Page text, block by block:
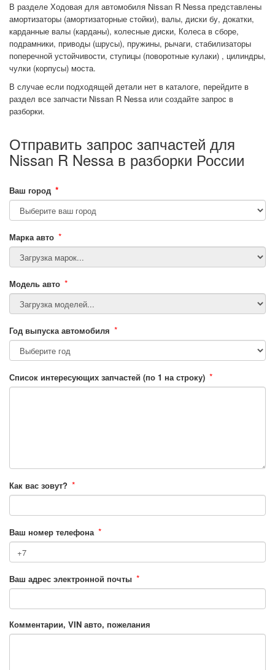
В разделе Ходовая для автомобиля Nissan R Nessa представлены
амортизаторы (амортизаторные стойки), валы, диски бу, докатки,
карданные валы (карданы), колесные диски, Колеса в сборе,
подрамники, приводы (шрусы), пружины, рычаги, стабилизаторы
поперечной устойчивости, ступицы (поворотные кулаки) , цилиндры,
чулки (корпусы) моста.
В случае если подходящей детали нет в каталоге, перейдите в
раздел все запчасти Nissan R Nessa или создайте запрос в
разборки.
Отправить запрос запчастей для
Nissan R Nessa в разборки России
Ваш город *
Марка авто *
Модель авто *
Год выпуска автомобиля *
Список интересующих запчастей (по 1 на строку) *
Как вас зовут? *
Ваш номер телефона *
Ваш адрес электронной почты *
Комментарии, VIN авто, пожелания